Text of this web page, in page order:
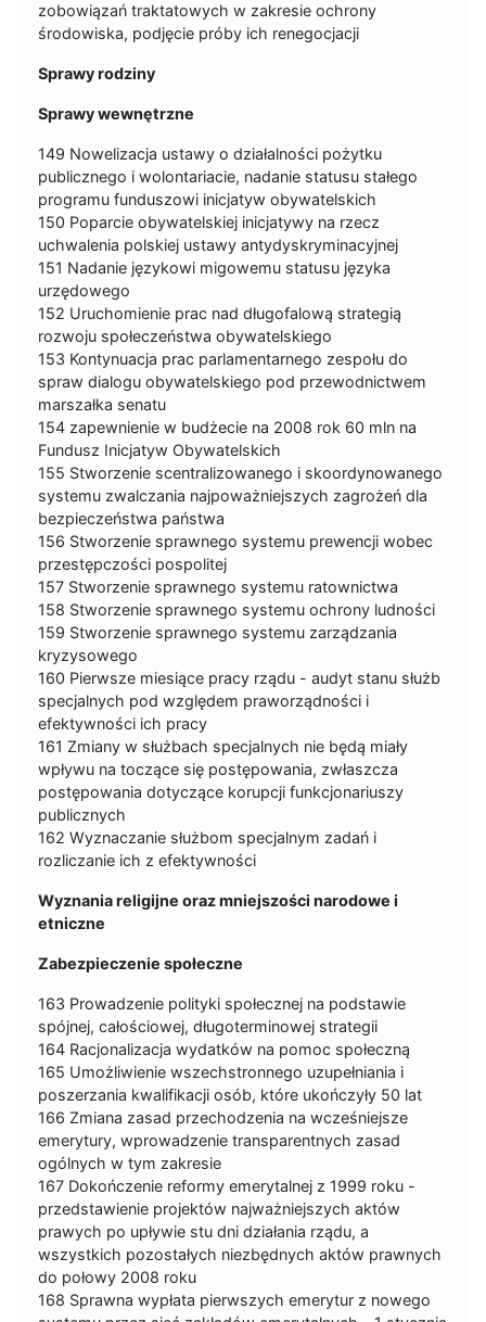
zobowiązań traktatowych w zakresie ochrony
środowiska, podjęcie próby ich renegocjacji
Sprawy rodziny
Sprawy wewnętrzne
149 Nowelizacja ustawy o działalności pożytku
publicznego i wolontariacie, nadanie statusu stałego
programu funduszowi inicjatyw obywatelskich
150 Poparcie obywatelskiej inicjatywy na rzecz
uchwalenia polskiej ustawy antydyskryminacyjnej
151 Nadanie językowi migowemu statusu języka
urzędowego
152 Uruchomienie prac nad długofalową strategią
rozwoju społeczeństwa obywatelskiego
153 Kontynuacja prac parlamentarnego zespołu do
spraw dialogu obywatelskiego pod przewodnictwem
marszałka senatu
154 zapewnienie w budżecie na 2008 rok 60 mln na
Fundusz Inicjatyw Obywatelskich
155 Stworzenie scentralizowanego i skoordynowanego
systemu zwalczania najpoważniejszych zagrożeń dla
bezpieczeństwa państwa
156 Stworzenie sprawnego systemu prewencji wobec
przestępczości pospolitej
157 Stworzenie sprawnego systemu ratownictwa
158 Stworzenie sprawnego systemu ochrony ludności
159 Stworzenie sprawnego systemu zarządzania
kryzysowego
160 Pierwsze miesiące pracy rządu - audyt stanu służb
specjalnych pod względem praworządności i
efektywności ich pracy
161 Zmiany w służbach specjalnych nie będą miały
wpływu na toczące się postępowania, zwłaszcza
postępowania dotyczące korupcji funkcjonariuszy
publicznych
162 Wyznaczanie służbom specjalnym zadań i
rozliczanie ich z efektywności
Wyznania religijne oraz mniejszości narodowe i
etniczne
Zabezpieczenie społeczne
163 Prowadzenie polityki społecznej na podstawie
spójnej, całościowej, długoterminowej strategii
164 Racjonalizacja wydatków na pomoc społeczną
165 Umożliwienie wszechstronnego uzupełniania i
poszerzania kwalifikacji osób, które ukończyły 50 lat
166 Zmiana zasad przechodzenia na wcześniejsze
emerytury, wprowadzenie transparentnych zasad
ogólnych w tym zakresie
167 Dokończenie reformy emerytalnej z 1999 roku -
przedstawienie projektów najważniejszych aktów
prawych po upływie stu dni działania rządu, a
wszystkich pozostałych niezbędnych aktów prawnych
do połowy 2008 roku
168 Sprawna wypłata pierwszych emerytur z nowego